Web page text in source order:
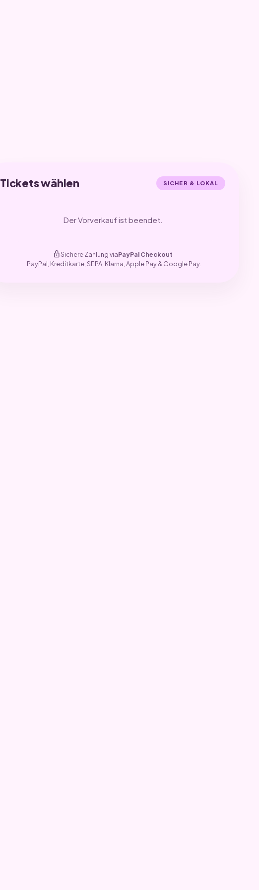
Tickets wählen SICHER & LOKAL
Der Vorverkauf ist beendet.
lockSichere Zahlung viaPayPal Checkout
: PayPal, Kreditkarte, SEPA, Klarna, Apple Pay & Google Pay.